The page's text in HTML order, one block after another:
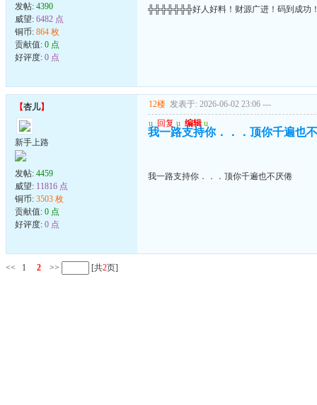
发帖: 4390
威望: 6482 点
铜币: 864 枚
贡献值: 0 点
好评度: 0 点
╬╬╬╬╬╬╬好人好料！财源广进！码到成功
【杏儿】
新手上路
发帖: 4459
威望: 11816 点
铜币: 3503 枚
贡献值: 0 点
好评度: 0 点
12楼 发表于: 2026-06-02 23:06 ---
u 回复 u 编辑 u
我一路支持你．．．顶你千遍也
我一路支持你．．．顶你千遍也不厌倦
<< 1 2 >> [共2页]